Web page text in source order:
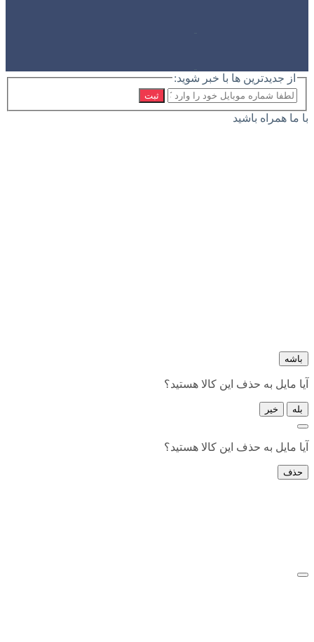
از جدیدترین ها با خبر شوید:
ثبت
با ما همراه باشید
باشه
آیا مایل به حذف این کالا هستید؟
بله خیر
آیا مایل به حذف این کالا هستید؟
حذف